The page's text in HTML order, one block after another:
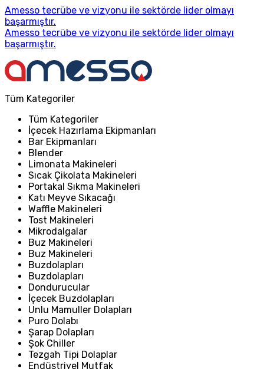
Amesso tecrübe ve vizyonu ile sektörde lider olmayı
başarmıştır.
Amesso tecrübe ve vizyonu ile sektörde lider olmayı
başarmıştır.
Tüm Kategoriler
Tüm Kategoriler
İçecek Hazırlama Ekipmanları
Bar Ekipmanları
Blender
Limonata Makineleri
Sıcak Çikolata Makineleri
Portakal Sıkma Makineleri
Katı Meyve Sıkacağı
Waffle Makineleri
Tost Makineleri
Mikrodalgalar
Buz Makineleri
Buz Makineleri
Buzdolapları
Buzdolapları
Dondurucular
İçecek Buzdolapları
Unlu Mamuller Dolapları
Puro Dolabı
Şarap Dolapları
Şok Chiller
Tezgah Tipi Dolaplar
Endüstriyel Mutfak